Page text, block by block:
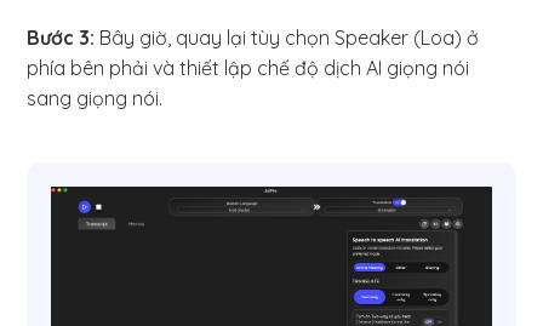
Bước 3: Bây giờ, quay lại tùy chọn Speaker (Loa) ở
phía bên phải và thiết lập chế độ dịch AI giọng nói
sang giọng nói.